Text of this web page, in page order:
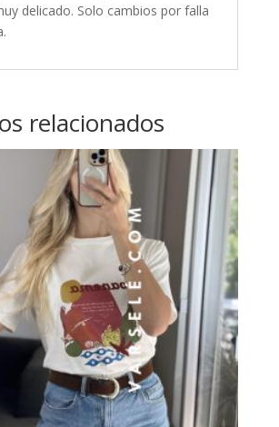
delicado. Solo cambios por falla
relacionados